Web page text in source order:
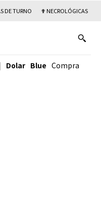
DE TURNO ✟ NECROLÓGICAS
Dolar Blue Compra